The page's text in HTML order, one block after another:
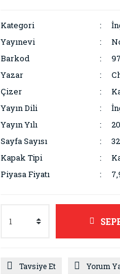
Kategori
Yayınevi
Barkod
Yazar
Çizer
Yayın Dili
Yayın Yılı
Sayfa Sayısı
32
Kapak Tipi
Piyasa Fiyatı
Tavsiye Et Yorum